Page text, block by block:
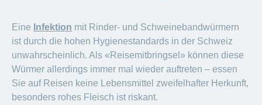
Eine Infektion mit Rinder- und Schweinebandwürmern
ist durch die hohen Hygienestandards in der Schweiz
unwahrscheinlich. Als «Reisemitbringsel» können diese
Würmer allerdings immer mal wieder auftreten – essen
Sie auf Reisen keine Lebensmittel zweifelhafter Herkunft,
besonders rohes Fleisch ist riskant.